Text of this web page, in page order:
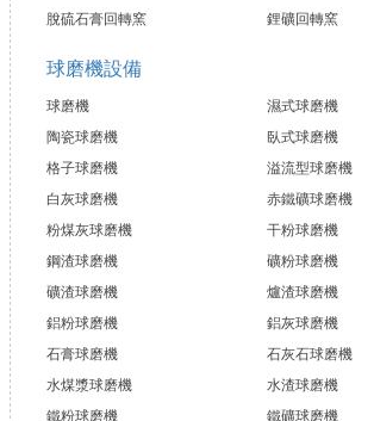
脫硫石膏回轉窯
鋰礦回轉窯
球磨機設備
球磨機
濕式球磨機
陶瓷球磨機
臥式球磨機
格子球磨機
溢流型球磨機
白灰球磨機
赤鐵礦球磨機
粉煤灰球磨機
干粉球磨機
鋼渣球磨機
礦粉球磨機
礦渣球磨機
爐渣球磨機
鋁粉球磨機
鋁灰球磨機
石膏球磨機
石灰石球磨機
水煤漿球磨機
水渣球磨機
鐵粉球磨機
鐵礦球磨機